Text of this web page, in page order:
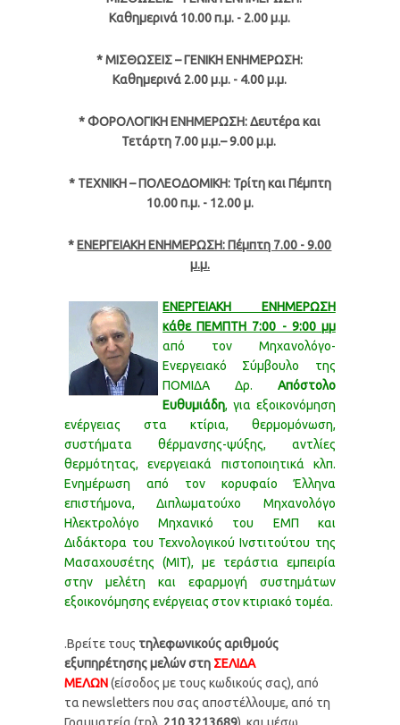
Καθημερινά 10.00 π.μ. - 2.00 μ.μ.
* ΜΙΣΘΩΣΕΙΣ – ΓΕΝΙΚΗ ΕΝΗΜΕΡΩΣΗ:
Καθημερινά 2.00 μ.μ. - 4.00 μ.μ.
* ΦΟΡΟΛΟΓΙΚΗ ΕΝΗΜΕΡΩΣΗ: Δευτέρα και
Τετάρτη 7.00 μ.μ.– 9.00 μ.μ.
* ΤΕΧΝΙΚΗ – ΠΟΛΕΟΔΟΜΙΚΗ: Τρίτη και Πέμπτη
10.00 π.μ. - 12.00 μ.
* ΕΝΕΡΓΕΙΑΚΗ ΕΝΗΜΕΡΩΣΗ: Πέμπτη 7.00 - 9.00
μ.μ.
ΕΝΕΡΓΕΙΑΚΗ ΕΝΗΜΕΡΩΣΗ
κάθε ΠΕΜΠΤΗ 7:00 - 9:00 μμ
από τον Μηχανολόγο-
Ενεργειακό Σύμβουλο της
ΠΟΜΙΔΑ Δρ. Απόστολο
Ευθυμιάδη, για εξοικονόμηση
ενέργειας στα κτίρια, θερμομόνωση,
συστήματα θέρμανσης-ψύξης, αντλίες
θερμότητας, ενεργειακά πιστοποιητικά κλπ.
Ενημέρωση από τον κορυφαίο Έλληνα
επιστήμονα, Διπλωματούχο Μηχανολόγο
Ηλεκτρολόγο Μηχανικό του ΕΜΠ και
Διδάκτορα του Τεχνολογικού Ινστιτούτου της
Μασαχουσέτης (ΜΙΤ), με τεράστια εμπειρία
στην μελέτη και εφαρμογή συστημάτων
εξοικονόμησης ενέργειας στον κτιριακό τομέα.
.Βρείτε τους τηλεφωνικούς αριθμούς
εξυπηρέτησης μελών στη ΣΕΛΙΔΑ
ΜΕΛΩΝ(είσοδος με τους κωδικούς σας), από
τα newsletters που σας αποστέλλουμε, από τη
Γραμματεία (τηλ. 210 3213689) και μέσω